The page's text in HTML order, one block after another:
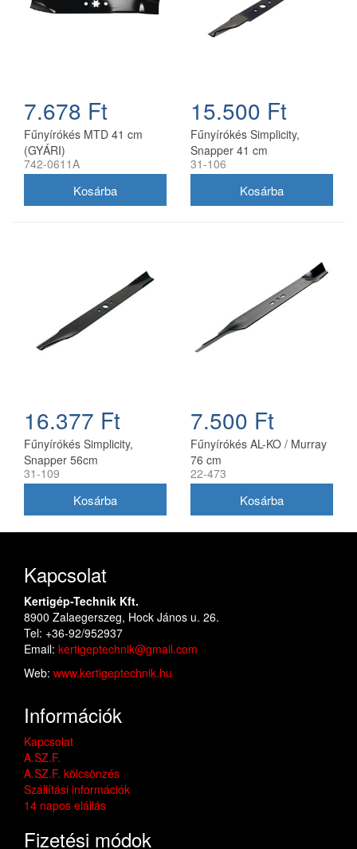
7.678 Ft
Fűnyírókés MTD 41 cm
(GYÁRI)
742-0611A
15.500 Ft
Fűnyírókés Simplicity,
Snapper 41 cm
(1704856SM)
31-106
16.377 Ft
Fűnyírókés Simplicity,
Snapper 56cm
(1716695ASM)
31-109
7.500 Ft
Fűnyírókés AL-KO / Murray
76 cm
22-473
Kapcsolat
Kertigép-Technik Kft.
8900 Zalaegerszeg, Hock János u. 26.
Tel: +36-92/952937
Email: kertigeptechnik@gmail.com
Web: www.kertigeptechnik.hu
Információk
Kapcsolat
A.SZ.F.
A.SZ.F. kölcsönzés
Szállítási információk
14 napos elállás
Fizetési módok